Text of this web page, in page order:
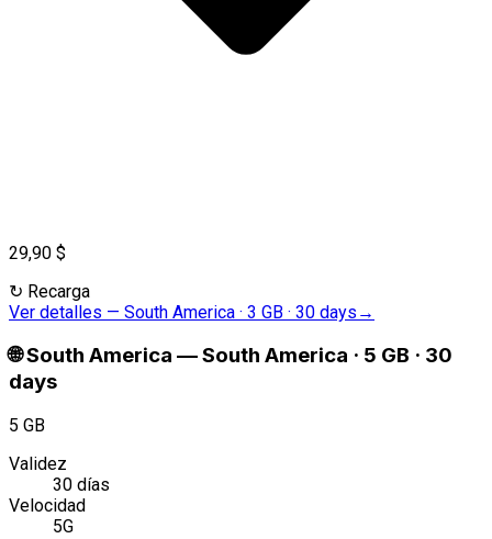
29,90 $
↻ Recarga
Ver detalles — South America · 3 GB · 30 days →
🌐South America —South America · 5 GB · 30
days
5 GB
Validez
30 días
Velocidad
5G